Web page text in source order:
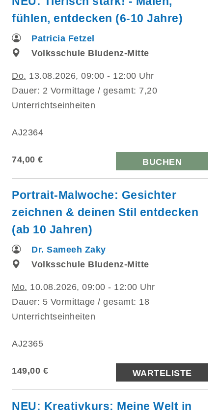
fühlen, entdecken (6-10 Jahre)
Patricia Fetzel
Volksschule Bludenz-Mitte
Do. 13.08.2026, 09:00 - 12:00 Uhr
Dauer: 2 Vormittage / gesamt: 7,20
Unterrichtseinheiten
AJ2364
74,00 € BUCHEN
Portrait-Malwoche: Gesichter
zeichnen & deinen Stil entdecken
(ab 10 Jahren)
Dr. Sameeh Zaky
Volksschule Bludenz-Mitte
Mo. 10.08.2026, 09:00 - 12:00 Uhr
Dauer: 5 Vormittage / gesamt: 18
Unterrichtseinheiten
AJ2365
149,00 € WARTELISTE
NEU: Kreativkurs: Meine Welt in